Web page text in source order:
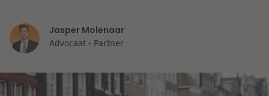
Aansprakelijkheid & Verzekering
Litigation
Dichtbij de wendbare onderneming
Jasper Molenaar
Advocaat - Partner